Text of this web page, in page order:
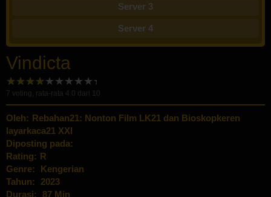
Server 3
Server 4
Vindicta
7 voting, rata-rata 4.0 dari 10
Oleh: Rebahan21: Nonton Film LK21 dan Bioskopkeren
layarkaca21 XXI
Diposting pada:
Rating: R
Genre:
Kengerian
Tahun:
2023
Durasi: 87 Min